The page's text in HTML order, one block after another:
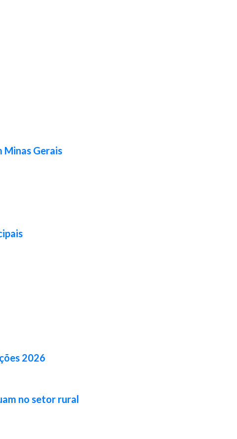
Minas Gerais
2026
no setor rural